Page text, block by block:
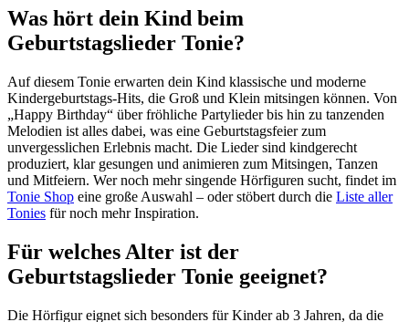
Was hört dein Kind beim
Geburtstagslieder Tonie?
Auf diesem Tonie erwarten dein Kind klassische und moderne
Kindergeburtstags-Hits, die Groß und Klein mitsingen können. Von
„Happy Birthday“ über fröhliche Partylieder bis hin zu tanzenden
Melodien ist alles dabei, was eine Geburtstagsfeier zum
unvergesslichen Erlebnis macht. Die Lieder sind kindgerecht
produziert, klar gesungen und animieren zum Mitsingen, Tanzen
und Mitfeiern. Wer noch mehr singende Hörfiguren sucht, findet im
Tonie Shop eine große Auswahl – oder stöbert durch die Liste aller
Tonies für noch mehr Inspiration.
Für welches Alter ist der
Geburtstagslieder Tonie geeignet?
Die Hörfigur eignet sich besonders für Kinder ab 3 Jahren, da die